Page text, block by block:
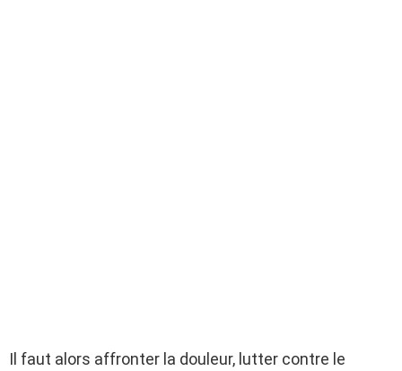
Il faut alors affronter la douleur, lutter contre le